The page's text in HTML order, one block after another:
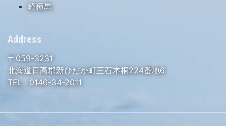
軽種馬
Address
〒059-3231
北海道日高郡新ひだか町三石本桐224番地6
TEL : 0146-34-2011